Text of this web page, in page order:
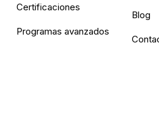
Certificaciones
Programas avanzados
Blog